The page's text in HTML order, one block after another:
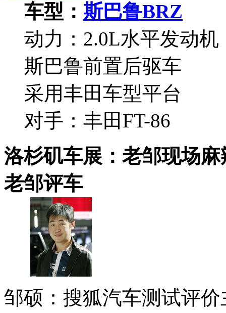
车型： 斯巴鲁BRZ
动力：2.0L水平发动机
斯巴鲁前置后驱车
采用丰田车型平台
对手：丰田FT-86
洛杉矶车展：老邹现场麻
老邹评车
邹硕：搜狐汽车测试评价